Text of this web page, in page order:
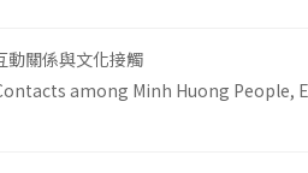
動關係與文化接觸
among Minh Huong People,